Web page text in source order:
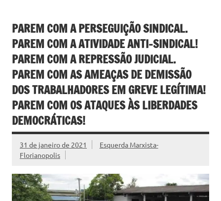
PAREM COM A PERSEGUIÇÃO SINDICAL.
PAREM COM A ATIVIDADE ANTI-SINDICAL!
PAREM COM A REPRESSÃO JUDICIAL.
PAREM COM AS AMEAÇAS DE DEMISSÃO
DOS TRABALHADORES EM GREVE LEGÍTIMA!
PAREM COM OS ATAQUES ÀS LIBERDADES
DEMOCRÁTICAS!
31 de janeiro de 2021
Esquerda Marxista-
Florianopolis